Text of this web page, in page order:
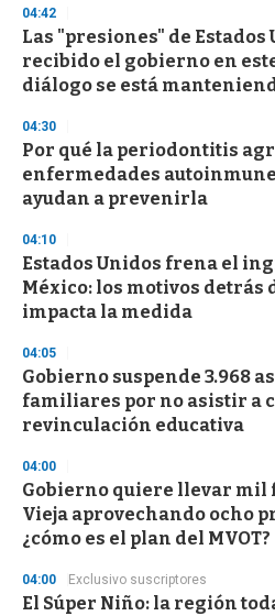
3
s
c
o
d
s
04:42
Las "presiones" de Estados
recibido el gobierno en
diálogo se está
04:30
Por qué la periodontitis
enfermedades
ayudan a prevenirla
04:10
Estados Unidos frena el
México: los motivos detrás
impacta la medida
04:05
Gobierno suspende 3.968
familiares por no asistir a
revinculación educativa
04:00
Gobierno quiere llevar mil
Vieja aprovechando ocho
¿cómo es el plan del MVOT?
04:00 Exclusivo suscriptores
El Súper Niño: la región